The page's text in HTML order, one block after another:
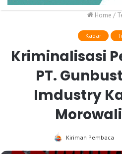
Home /
Kabar
Kriminalisasi
PT.
Imdustry
Kiriman Pembaca